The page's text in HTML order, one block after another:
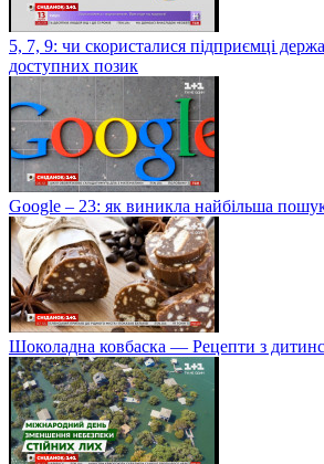
5, 7, 9: чи скористалися підприємці
доступних позик
Google – 23: як виникла найбільша
Шоколадна ковбаска — Рецепти з